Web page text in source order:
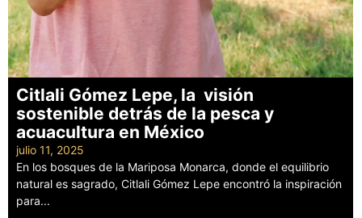
Citlali Gómez Lepe, la visión
sostenible detrás de la pesca y
acuacultura en México
julio 11, 2025
En los bosques de la Mariposa Monarca, donde el equilibrio
natural es sagrado, Citlali Gómez Lepe encontró la inspiración
para...